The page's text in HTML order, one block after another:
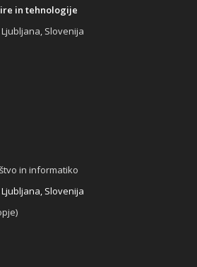
in tehnologije
Ljubljana, Slovenija
in informatiko
Ljubljana, Slovenija